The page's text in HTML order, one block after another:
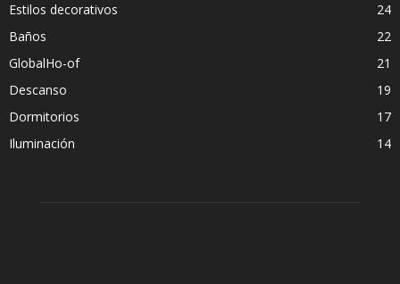
Estilos decorativos
24
Baños
22
GlobalHo-of
21
Descanso
19
Dormitorios
17
Iluminación
14